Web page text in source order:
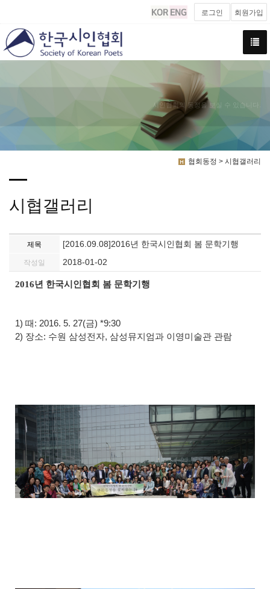
로그인 회원가입
시인협회의 동정을 보실 수 있습니다.
협회동정 > 시협갤러리
시협갤러리
제목 [2016.09.08]2016년 한국시인협회 봄 문학기행
작성일 2018-01-02
2016년 한국시인협회 봄 문학기행
1) 때: 2016. 5. 27(금) *9:30
2) 장소: 수원 삼성전자, 삼성뮤지엄과 이영미술관 관람